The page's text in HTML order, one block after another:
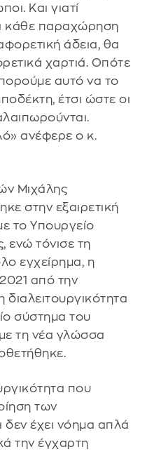
Και γιατί
κάθε παραχώρηση
άδεια, θα
χαρτιά. Οπότε
αυτό να το
έτσι ώστε οι
ανέφερε ο κ.
Μιχάλης
στην εξαιρετική
το Υπουργείο
ενώ τόνισε τη
εγχείρημα, η
από την
σύστημα του
τη νέα γλώσσα
που
των
δεν έχει νόημα απλά
την έγχαρτη